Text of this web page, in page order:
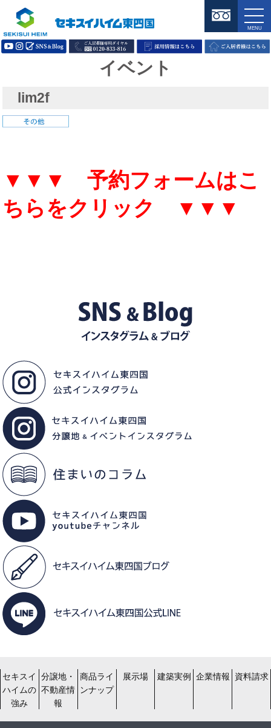
イベント
lim2f
▼▼▼ 予約フォームはこ
ちらをクリック ▼▼▼
セキスイ
ハイムの
強み
分譲地・
不動産情
報
商品ライ
ンナップ
展示場 建築実例 企業情報 資料請求